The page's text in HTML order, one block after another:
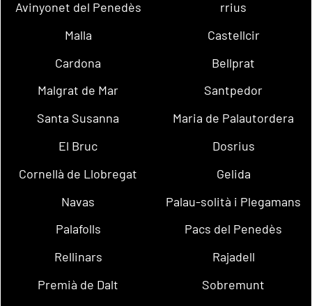
Avinyonet del Penedès
rrius
Malla
Castellcir
Cardona
Bellprat
Malgrat de Mar
Santpedor
Santa Susanna
Maria de Palautordera
El Bruc
Dosrius
Cornellà de Llobregat
Gelida
Navas
Palau-solità i Plegamans
Palafolls
Pacs del Penedès
Rellinars
Rajadell
Premià de Dalt
Sobremunt